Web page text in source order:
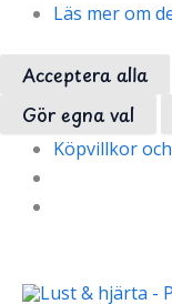
Läs mer om
Acceptera alla
Gör egna val
Köpvillkor